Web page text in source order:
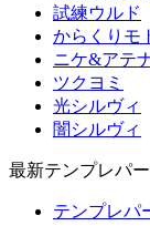
試練ウルド
からくりモ
ニケ&アテ
ツクヨミ
光シルヴィ
闇シルヴィ
最新テンプレパ
テンプレパ